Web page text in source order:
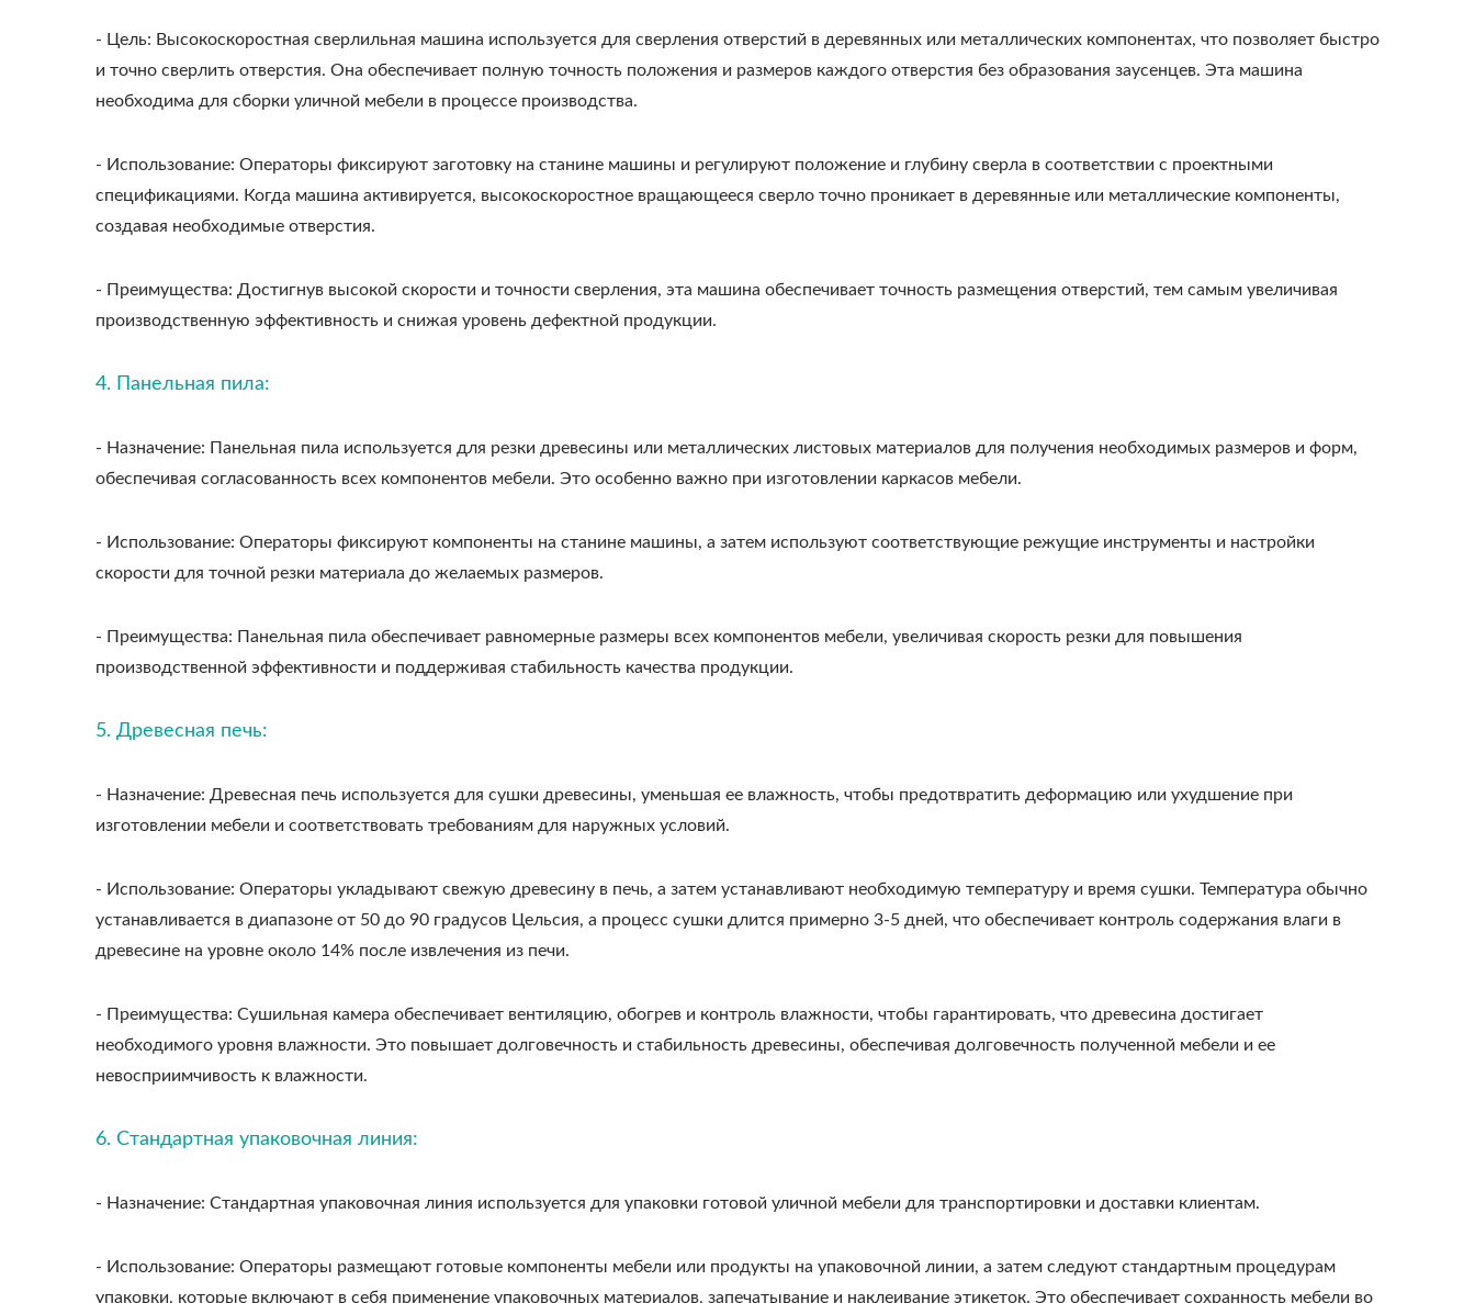
- Цель: Высокоскоростная сверлильная машина используется для сверления отверстий в деревянных или металлических компонентах, что позволяет быстро
и точно сверлить отверстия. Она обеспечивает полную точность положения и размеров каждого отверстия без образования заусенцев. Эта машина
необходима для сборки уличной мебели в процессе производства.
- Использование: Операторы фиксируют заготовку на станине машины и регулируют положение и глубину сверла в соответствии с проектными
спецификациями. Когда машина активируется, высокоскоростное вращающееся сверло точно проникает в деревянные или металлические компоненты,
создавая необходимые отверстия.
- Преимущества: Достигнув высокой скорости и точности сверления, эта машина обеспечивает точность размещения отверстий, тем самым увеличивая
производственную эффективность и снижая уровень дефектной продукции.
4. Панельная пила:
- Назначение: Панельная пила используется для резки древесины или металлических листовых материалов для получения необходимых размеров и форм,
обеспечивая согласованность всех компонентов мебели. Это особенно важно при изготовлении каркасов мебели.
- Использование: Операторы фиксируют компоненты на станине машины, а затем используют соответствующие режущие инструменты и настройки
скорости для точной резки материала до желаемых размеров.
- Преимущества: Панельная пила обеспечивает равномерные размеры всех компонентов мебели, увеличивая скорость резки для повышения
производственной эффективности и поддерживая стабильность качества продукции.
5. Древесная печь:
- Назначение: Древесная печь используется для сушки древесины, уменьшая ее влажность, чтобы предотвратить деформацию или ухудшение при
изготовлении мебели и соответствовать требованиям для наружных условий.
- Использование: Операторы укладывают свежую древесину в печь, а затем устанавливают необходимую температуру и время сушки. Температура обычно
устанавливается в диапазоне от 50 до 90 градусов Цельсия, а процесс сушки длится примерно 3-5 дней, что обеспечивает контроль содержания влаги в
древесине на уровне около 14% после извлечения из печи.
- Преимущества: Сушильная камера обеспечивает вентиляцию, обогрев и контроль влажности, чтобы гарантировать, что древесина достигает
необходимого уровня влажности. Это повышает долговечность и стабильность древесины, обеспечивая долговечность полученной мебели и ее
невосприимчивость к влажности.
6. Стандартная упаковочная линия:
- Назначение: Стандартная упаковочная линия используется для упаковки готовой уличной мебели для транспортировки и доставки клиентам.
- Использование: Операторы размещают готовые компоненты мебели или продукты на упаковочной линии, а затем следуют стандартным процедурам
упаковки, которые включают в себя применение упаковочных материалов, запечатывание и наклеивание этикеток. Это обеспечивает сохранность мебели во